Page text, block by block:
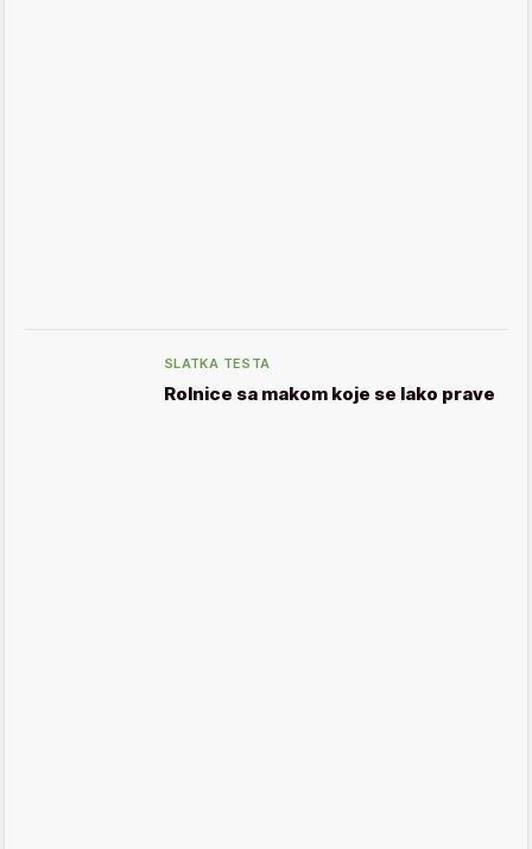
SLATKA TESTA
Rolnice sa makom koje se lako prave